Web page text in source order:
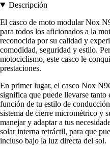
Descripción
El casco de moto modular Nox
para todos los aficionados a la
reconocida por su calidad y
comodidad, seguridad y estilo.
motociclismo, este casco le
prestaciones.
En primer lugar, el casco Nox
significa que puede llevarse
función de tu estilo de
sistema de cierre micrométrico y
manejar y adaptar a tus
solar interna retráctil, para que
incluso bajo la luz directa del sol.